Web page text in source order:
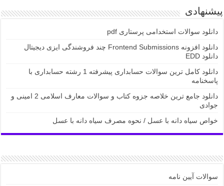
پیشنهادی
دانلود سوالات استخدامی پرستاری pdf
دانلود افزونه Frontend Submissions چند فروشندگی ایزی دیجیتال
دانلود EDD
دانلود کامل ترین سوالات حسابداری پیشرفته 1 رشته حسابداری با
پاسخنامه
دانلود جامع ترین خلاصه جزوه کتاب و سوالات معارف اسلامی 2 امینی و
جوادی
خواص سیاه دانه با عسل / نحوه مصرف سیاه دانه با عسل
سوالات آیین نامه